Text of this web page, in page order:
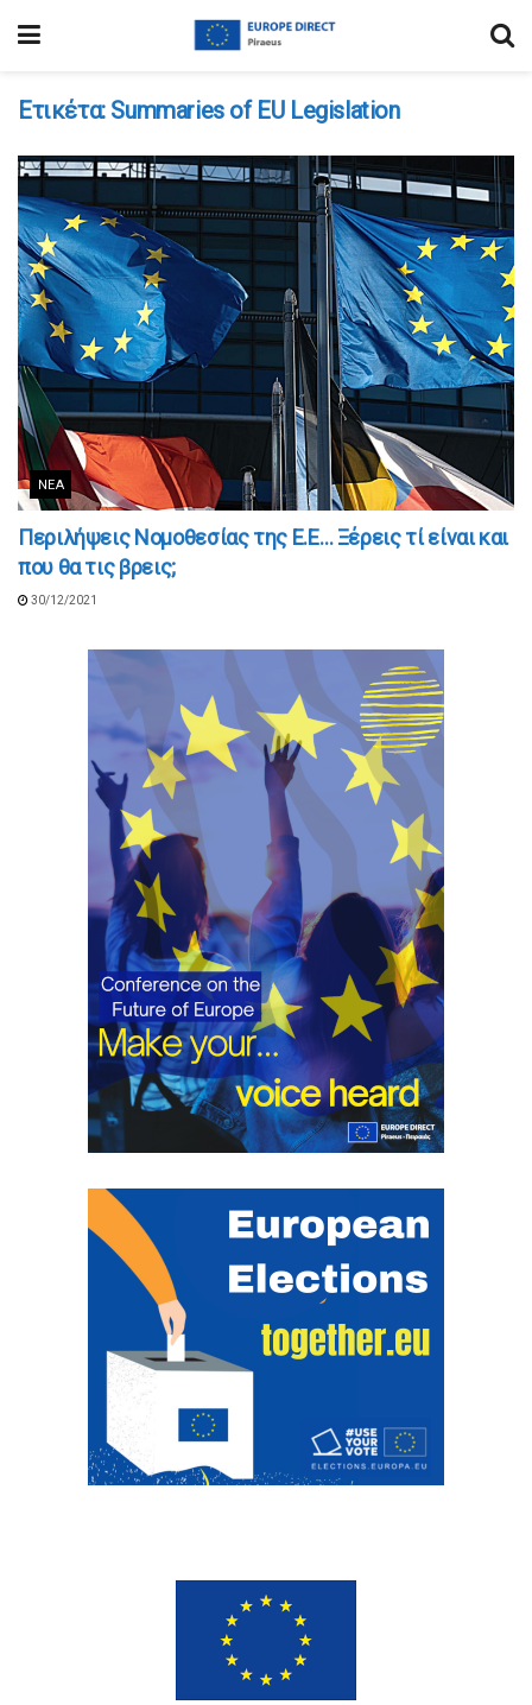
Ετικέτα: Summaries of EU Legislation
ΝΈΑ
Περιλήψεις Νομοθεσίας της Ε.Ε… Ξέρεις τί είναι και
που θα τις βρεις;
30/12/2021